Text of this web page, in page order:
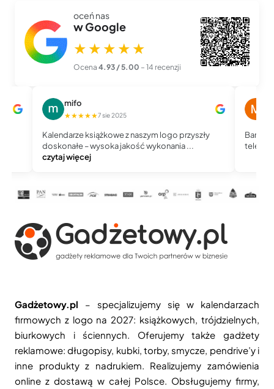
oceń nas
w Google
★★★★★
Ocena 4.93 / 5.00 – 14 recenzji
mifo
★★★★★7 sie 2025
Kalendarze książkowe z naszym logo przyszły
doskonałe – wysoka jakość wykonania ...
czytaj więcej
Bardzo
Gadżetowy.pl – specjalizujemy się w kalendarzach
firmowych z logo na 2027: książkowych, trójdzielnych,
biurkowych i ściennych. Oferujemy także gadżety
reklamowe: długopisy, kubki, torby, smycze, pendrive’y i
inne produkty z nadrukiem. Realizujemy zamówienia
online z dostawą w całej Polsce. Obsługujemy firmy,